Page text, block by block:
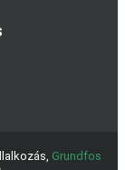
Grundfos